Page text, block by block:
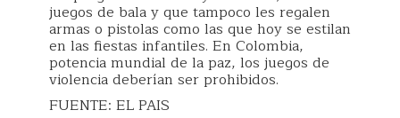
juegos de bala y que tampoco les regalen
armas o pistolas como las que hoy se estilan
en las fiestas infantiles. En Colombia,
potencia mundial de la paz, los juegos de
violencia deberían ser prohibidos.
FUENTE: EL PAIS